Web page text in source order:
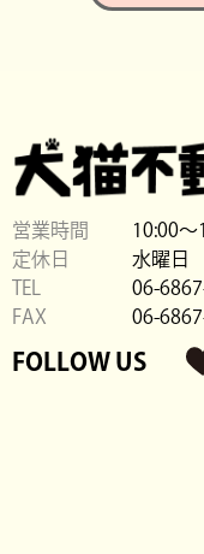
営業時間
10:00〜
定休日
水曜日
TEL
06-
FAX
06-
FOLLOW US